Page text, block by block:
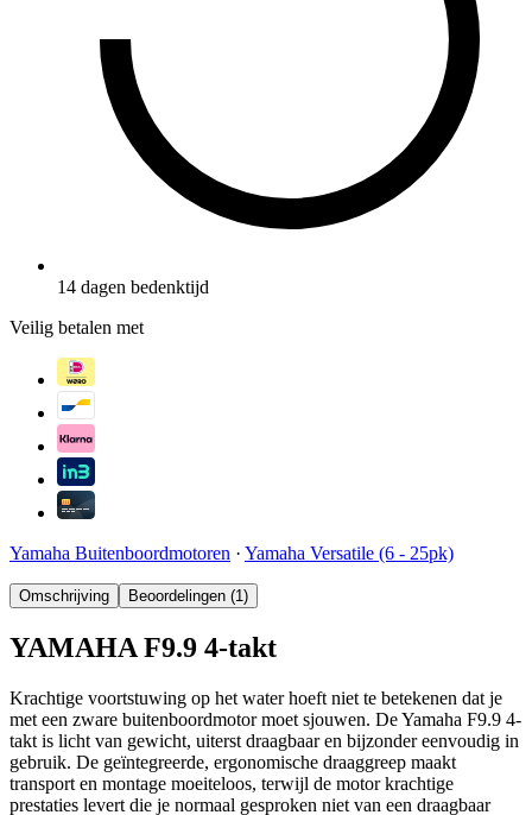
14 dagen bedenktijd
Veilig betalen met
Yamaha Buitenboordmotoren · Yamaha Versatile (6 - 25pk)
Omschrijving Beoordelingen (1)
YAMAHA F9.9 4-takt
Krachtige voortstuwing op het water hoeft niet te betekenen dat je
met een zware buitenboordmotor moet sjouwen. De Yamaha F9.9 4-
takt is licht van gewicht, uiterst draagbaar en bijzonder eenvoudig in
gebruik. De geïntegreerde, ergonomische draaggreep maakt
transport en montage moeiteloos, terwijl de motor krachtige
prestaties levert die je normaal gesproken niet van een draagbaar